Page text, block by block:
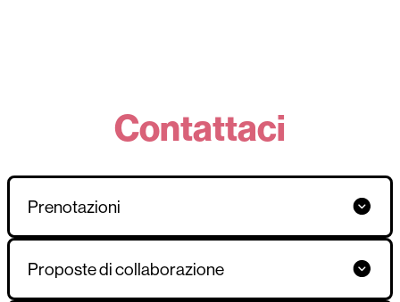
Contattaci
Prenotazioni
Proposte di collaborazione